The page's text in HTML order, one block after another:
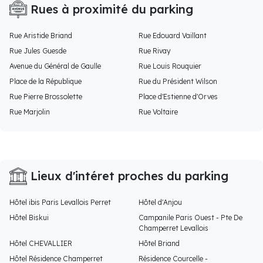
Rues à proximité du parking
Rue Aristide Briand
Rue Edouard Vaillant
Rue Jules Guesde
Rue Rivay
Avenue du Général de Gaulle
Rue Louis Rouquier
Place de la République
Rue du Président Wilson
Rue Pierre Brossolette
Place d'Estienne d'Orves
Rue Marjolin
Rue Voltaire
Lieux d'intéret proches du parking
Hôtel ibis Paris Levallois Perret
Hôtel d'Anjou
Hôtel Biskui
Campanile Paris Ouest - Pte De
Champerret Levallois
Hôtel CHEVALLIER
Hôtel Briand
Hôtel Résidence Champerret
Résidence Courcelle -